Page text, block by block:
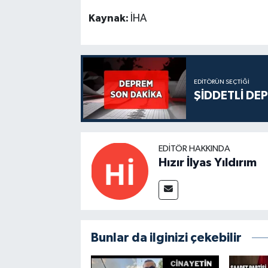
Kaynak: İHA
EDITÖRÜN SEÇTIĞI
ŞİDDETLİ
EDITÖR HAKKINDA
Hızır İlyas Yıldırım
Bunlar da ilginizi çekebilir